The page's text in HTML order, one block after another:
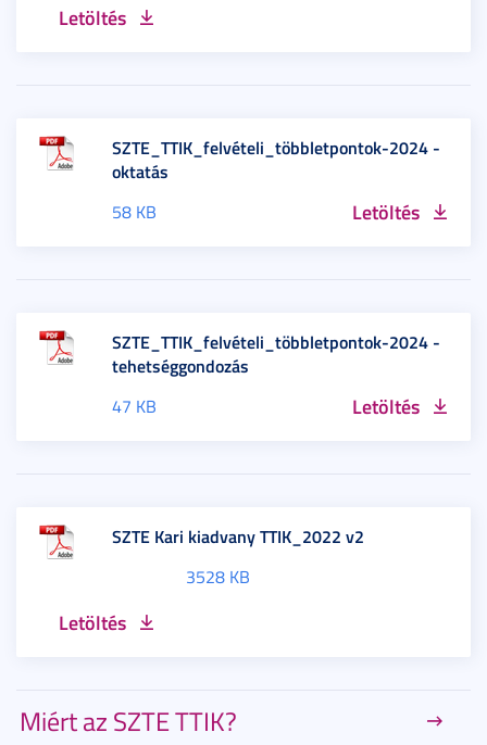
Letöltés
SZTE_TTIK_felvételi_többletpontok-2024 -
oktatás
58 KB Letöltés
SZTE_TTIK_felvételi_többletpontok-2024 -
tehetséggondozás
47 KB Letöltés
SZTE Kari kiadvany TTIK_2022 v2
3528 KB
Letöltés
Miért az SZTE TTIK?